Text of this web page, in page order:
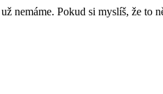
nemáme. Pokud si myslíš, že